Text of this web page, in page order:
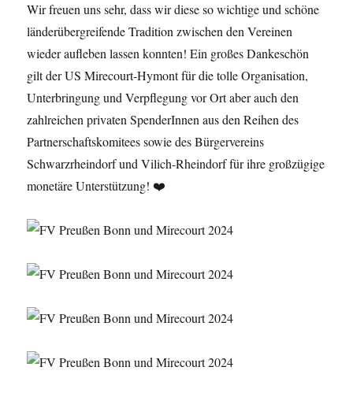
Wir freuen uns sehr, dass wir diese so wichtige und schöne
länderübergreifende Tradition zwischen den Vereinen
wieder aufleben lassen konnten! Ein großes Dankeschön
gilt der US Mirecourt-Hymont für die tolle Organisation,
Unterbringung und Verpflegung vor Ort aber auch den
zahlreichen privaten SpenderInnen aus den Reihen des
Partnerschaftskomitees sowie des Bürgervereins
Schwarzrheindorf und Vilich-Rheindorf für ihre großzügige
monetäre Unterstützung! ❤️